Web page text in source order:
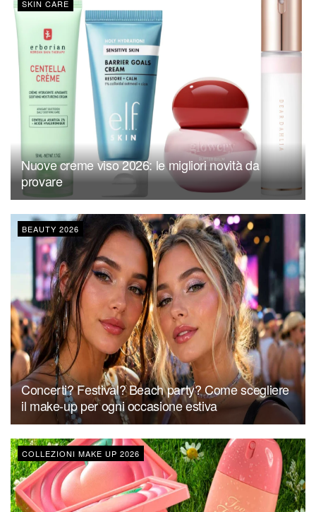
SKIN CARE
Nuove creme viso 2026: le migliori novità da
provare
BEAUTY 2026
Concerti? Festival? Beach party? Come scegliere
il make-up per ogni occasione estiva
COLLEZIONI MAKE UP 2026